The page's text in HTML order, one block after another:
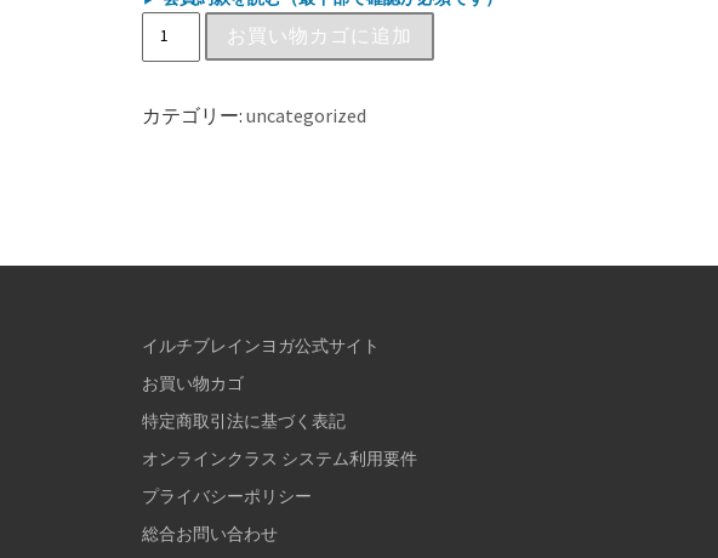
お買い物カゴに追加
カテゴリー: uncategorized
イルチブレインヨガ公式サイト
お買い物カゴ
特定商取引法に基づく表記
オンラインクラス システム利用要件
プライバシーポリシー
総合お問い合わせ